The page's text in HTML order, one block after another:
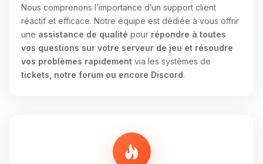
Nous comprenons l’importance d’un support client
réactif et efficace. Notre équipe est dédiée à vous offrir
une assistance de qualité pour répondre à toutes
vos questions sur votre serveur de jeu et résoudre
vos problèmes rapidement via les systèmes de
tickets, notre forum ou encore Discord.